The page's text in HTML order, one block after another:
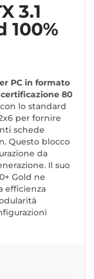
3.1
100%
PC in formato
certificazione 80
lo standard
per fornire
schede
Questo blocco
da
Il suo
Gold ne
efficienza